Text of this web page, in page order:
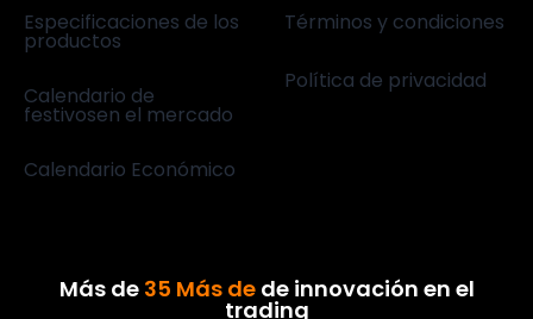
Especificaciones de los
productos
Calendario de
festivosen el mercado
Calendario Económico
Términos y condiciones
Política de privacidad
Más de 35 Más de de innovación en el
trading